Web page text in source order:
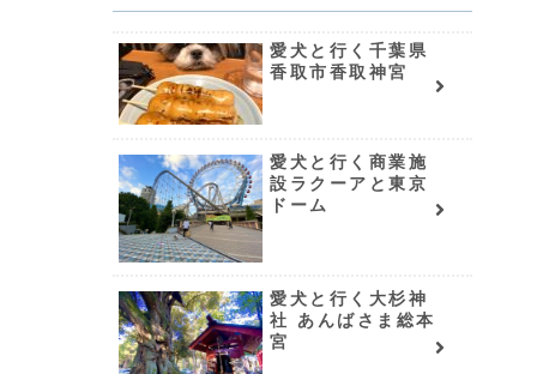
愛犬と行く千葉県
香取市香取神宮
愛犬と行く商業施
設ラクーアと東京
ドーム
愛犬と行く大杉神
社 あんばさま総本
宮